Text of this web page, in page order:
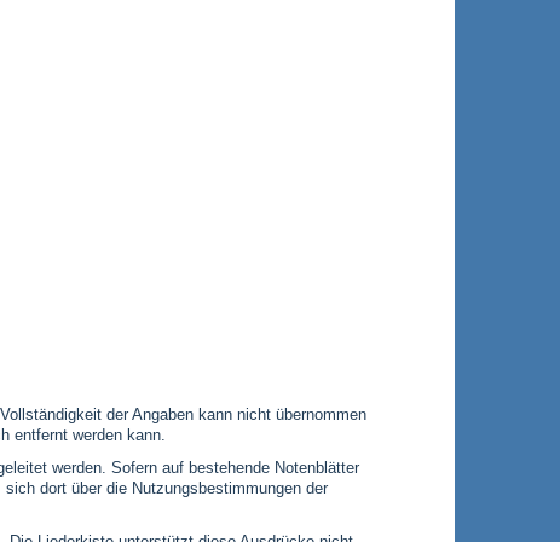
der Angaben kann nicht übernommen
entfernt werden kann.
werden. Sofern auf bestehende Notenblätter
dort über die Nutzungsbestimmungen der